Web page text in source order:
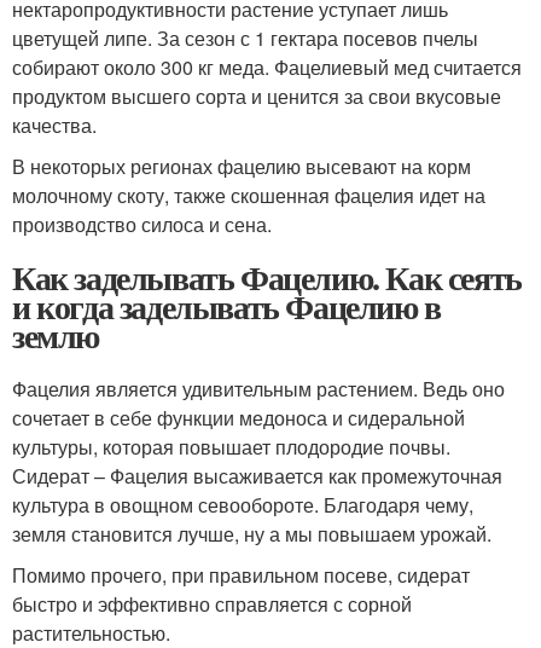
нектаропродуктивности растение уступает лишь
цветущей липе. За сезон с 1 гектара посевов пчелы
собирают около 300 кг меда. Фацелиевый мед считается
продуктом высшего сорта и ценится за свои вкусовые
качества.
В некоторых регионах фацелию высевают на корм
молочному скоту, также скошенная фацелия идет на
производство силоса и сена.
Как заделывать Фацелию. Как сеять
и когда заделывать Фацелию в
землю
Фацелия является удивительным растением. Ведь оно
сочетает в себе функции медоноса и сидеральной
культуры, которая повышает плодородие почвы.
Сидерат – Фацелия высаживается как промежуточная
культура в овощном севообороте. Благодаря чему,
земля становится лучше, ну а мы повышаем урожай.
Помимо прочего, при правильном посеве, сидерат
быстро и эффективно справляется с сорной
растительностью.